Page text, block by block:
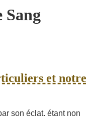
Sang
et notre
son éclat, étant non